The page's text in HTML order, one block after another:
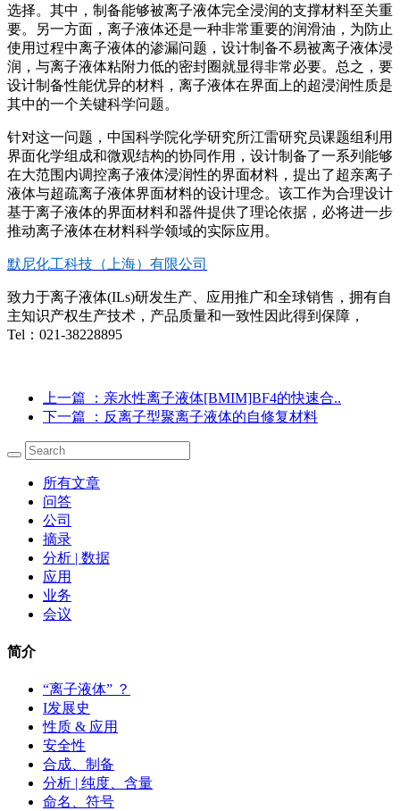
选择。其中，制备能够被离子液体完全浸润的支撑材料至关重
要。另一方面，离子液体还是一种非常重要的润滑油，为防止
使用过程中离子液体的渗漏问题，设计制备不易被离子液体浸
润，与离子液体粘附力低的密封圈就显得非常必要。总之，要
设计制备性能优异的材料，离子液体在界面上的超浸润性质是
其中的一个关键科学问题。
针对这一问题，中国科学院化学研究所江雷研究员课题组利用
界面化学组成和微观结构的协同作用，设计制备了一系列能够
在大范围内调控离子液体浸润性的界面材料，提出了超亲离子
液体与超疏离子液体界面材料的设计理念。该工作为合理设计
基于离子液体的界面材料和器件提供了理论依据，必将进一步
推动离子液体在材料科学领域的实际应用。
默尼化工科技（上海）有限公司
致力于离子液体(ILs)研发生产、应用推广和全球销售，拥有自
主知识产权生产技术，产品质量和一致性因此得到保障，
Tel：021-38228895
上一篇
：亲水性离子液体[BMIM]BF4的快速合..
下一篇
：反离子型聚离子液体的自修复材料
所有文章
问答
公司
摘录
分析 | 数据
应用
业务
会议
简介
“离子液体” ？
I发展史
性质 & 应用
安全性
合成、制备
分析 | 纯度、含量
命名、符号